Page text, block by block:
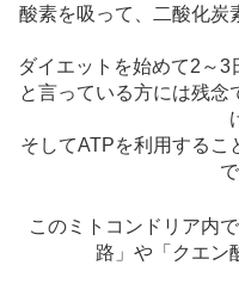
酸素を吸って、二酸化炭
ダイエットを始めて2～3
と言っている方には残念
そしてATPを利用するこ
このミトコンドリア内
路」や「クエン